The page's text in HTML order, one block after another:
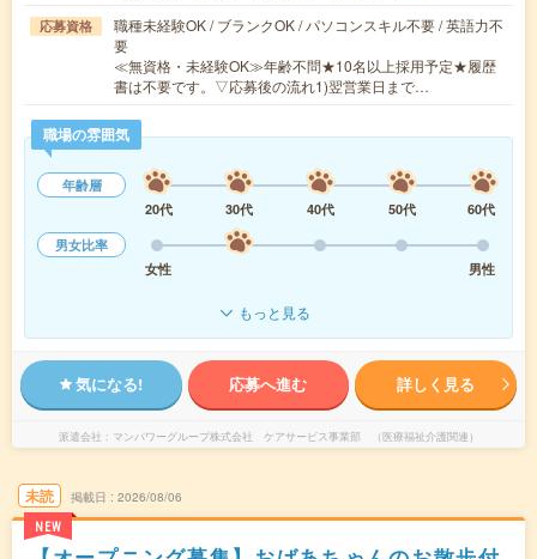
応募資格
職種未経験OK / ブランクOK / パソコンスキル不要 / 英語力不
要
≪無資格・未経験OK≫年齢不問★10名以上採用予定★履歴
書は不要です。▽応募後の流れ1)翌営業日まで…
職場の雰囲気
年齢層
20代
30代 40代 50代
60代
男女比率
女性
男性
もっと見る
気になる! 応募へ進む 詳しく見る
派遣会社 マンパワーグループ株式会社 ケアサービス事業部 （医療福祉介護関連）
未読
NEW
掲載日 2026/08/06